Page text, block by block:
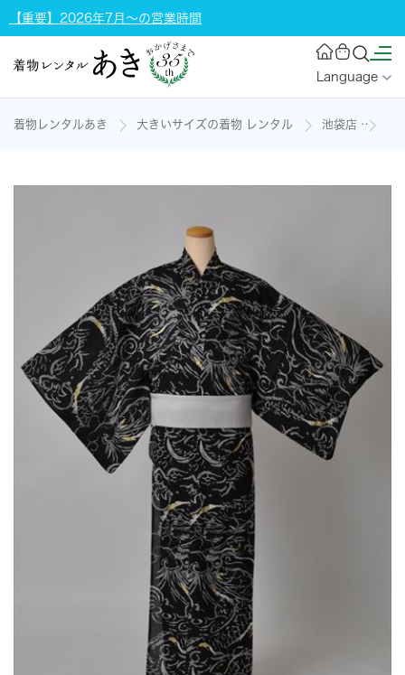
【重要】2026年7月～の営業時間
Language
着物レンタルあき 大きいサイズの着物 レンタル 池袋店